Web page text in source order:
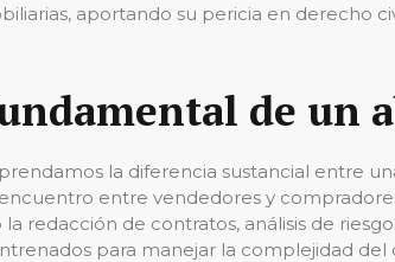
aportando su pericia en derecho
de un
la diferencia sustancial entre
entre vendedores y
redacción de contratos, análisis de
para manejar la complejidad